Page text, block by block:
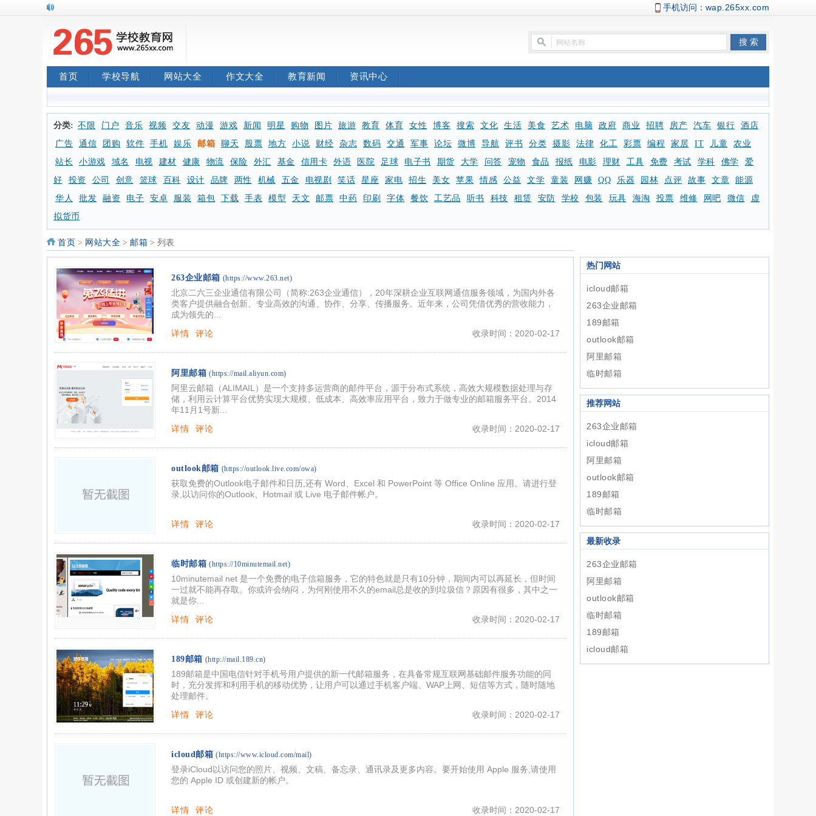
手机访问： wap.265xx.com
首页 学校导航 网站大全 作文大全 教育新闻 资讯中心
分类: 不限 门户 音乐 视频 交友 动漫 游戏 新闻 明星 购物 图片 旅游 教育 体育 女性 博客 搜索 文化 生活 美食 艺术 电脑 政府 商业 招聘 房产 汽车 银行
酒店
广告
通信 团购 软件 手机 娱乐 邮箱 聊天 股票 地方 小说 财经 杂志 数码 交通 军事 论坛 微博 导航 评书 分类 摄影 法律 化工 彩票 编程 家居 IT 儿童
农业
站长
小游戏 域名 电视 建材 健康 物流 保险 外汇 基金 信用卡 外语 医院 足球 电子书 期货 大学 问答 宠物 食品 报纸 电影 理财 工具 免费 考试 学科 佛学
爱
好
投资 公司 创意 篮球 百科 设计 品牌 两性 机械 五金 电视剧 笑话 星座 家电 招生 美女 苹果 情感 公益 文学 童装 网赚 QQ 乐器 园林 点评 故事 文章
能源
华人
批发 融资 电子 安卓 服装 箱包 下载 手表 模型 天文 邮票 中药 印刷 字体 餐饮 工艺品 听书 科技 租赁 安防 学校 包装 玩具 海淘 投票 维修 网吧 微信
虚
拟货币
首页 > 网站大全 > 邮箱 > 列表
263企业邮箱 (https://www.263.net)
北京二六三企业通信有限公司（简称:263企业通信），20年深耕企业互联网通信服务领域，为国内外各
类客户提供融合创新、专业高效的沟通、协作、分享、传播服务。近年来，公司凭借优秀的营收能力，
成为领先的...
详情
评论 收录时间：2020-02-17
阿里邮箱 (https://mail.aliyun.com)
阿里云邮箱（ALIMAIL）是一个支持多运营商的邮件平台，源于分布式系统，高效大规模数据处理与存
储，利用云计算平台优势实现大规模、低成本、高效率应用平台，致力于做专业的邮箱服务平台。2014
年11月1号新...
详情
评论 收录时间：2020-02-17
outlook邮箱 (https://outlook.live.com/owa)
获取免费的Outlook电子邮件和日历,还有 Word、Excel 和 PowerPoint 等 Office Online 应用。请进行登
录,以访问你的Outlook、Hotmail 或 Live 电子邮件帐户。
详情 评论 收录时间：2020-02-17
临时邮箱 (https://10minutemail.net)
10minutemail net 是一个免费的电子信箱服务，它的特色就是只有10分钟，期间内可以再延长，但时间
一过就不能再存取。你或许会纳闷，为何刚使用不久的email总是收的到垃圾信？原因有很多，其中之一
就是你...
详情
评论 收录时间：2020-02-17
189邮箱 (http://mail.189.cn)
189邮箱是中国电信针对手机号用户提供的新一代邮箱服务，在具备常规互联网基础邮件服务功能的同
时，充分发挥和利用手机的移动优势，让用户可以通过手机客户端、WAP上网、短信等方式，随时随地
处理邮件。
详情
评论 收录时间：2020-02-17
icloud邮箱 (https://www.icloud.com/mail)
登录iCloud以访问您的照片、视频、文稿、备忘录、通讯录及更多内容。要开始使用 Apple 服务,请使用
您的 Apple ID 或创建新的帐户。
详情 评论 收录时间：2020-02-17
热门网站
icloud邮箱
263企业邮箱
189邮箱
outlook邮箱
阿里邮箱
临时邮箱
推荐网站
263企业邮箱
icloud邮箱
阿里邮箱
outlook邮箱
189邮箱
临时邮箱
最新收录
263企业邮箱
阿里邮箱
outlook邮箱
临时邮箱
189邮箱
icloud邮箱